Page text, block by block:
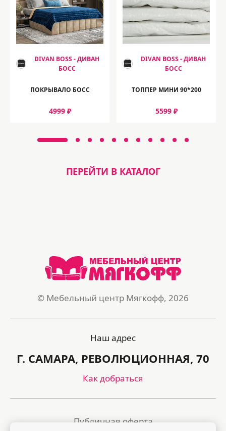
DIVAN BOSS - ДИВАН
БОСС
ПОКРЫВАЛО БОСС
4999 ₽
DIVAN BOSS - ДИВАН
БОСС
ТОППЕР МИНИ 90*200
5599 ₽
ПЕРЕЙТИ В КАТАЛОГ
© Мебельный центр Мягкофф, 2026
Наш адрес
Г. САМАРА, РЕВОЛЮЦИОННАЯ, 70
Как добраться
Публичная оферта